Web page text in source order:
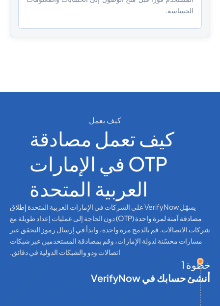
الحساسة.
كيف يعمل
كيف تعمل مصادقة
OTP في الإمارات
العربية المتحدة
يسهّل VerifyNow على الشركات في الإمارات العربية المتحدة
إطلاق
مصادقة آمنة لمرة واحدة (OTP)
دون الحاجة إلى عمليات إعداد طويلة مع
شركات الاتصالات. قم بالدمج مرة واحدة، وابدأ في إرسال رموز التحقق عبر
مسارات محسّنة لدولة الإمارات، وقم بمصادقة المستخدمين عبر شبكات
اتصالات ودو والشبكات الدولية في دقائق.
خطوة 1
أنشئ حسابك في VerifyNow